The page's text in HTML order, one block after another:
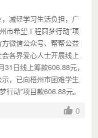
减轻学习生活负担，广
市希望工程圆梦行动”项
微信公众号、帮帮公益
各界爱心人士开展线上
日线上筹款606.88元，
，已向梧州市困难学生
行动”项目款606.88元。
0